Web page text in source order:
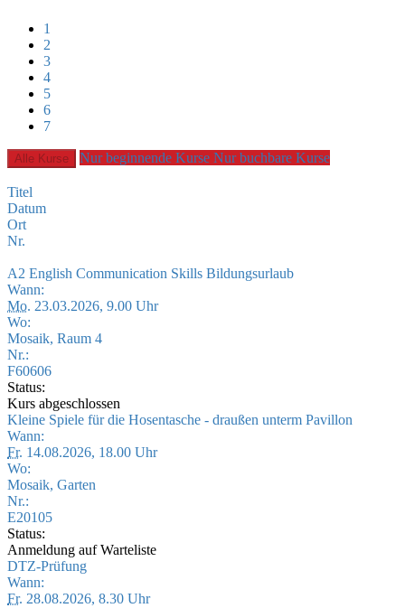
1
2
3
4
5
6
7
Alle Kurse Nur beginnende Kurse Nur buchbare Kurse
Titel
Datum
Ort
Nr.
A2 English Communication Skills Bildungsurlaub
Wann:
Mo. 23.03.2026, 9.00 Uhr
Wo:
Mosaik, Raum 4
Nr.:
F60606
Status:
Kurs abgeschlossen
Kleine Spiele für die Hosentasche - draußen unterm Pavillon
Wann:
Fr. 14.08.2026, 18.00 Uhr
Wo:
Mosaik, Garten
Nr.:
E20105
Status:
Anmeldung auf Warteliste
DTZ-Prüfung
Wann:
Fr. 28.08.2026, 8.30 Uhr